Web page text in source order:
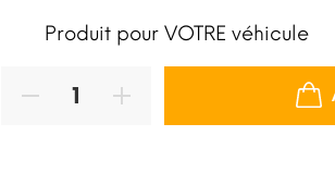
Produit pour VOTRE véhicule